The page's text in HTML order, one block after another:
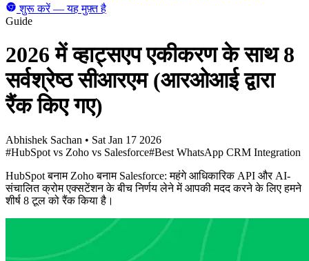
शुरू करें — यह मुफ़्त है
Guide
2026 में व्हाट्सएप एकीकरण के साथ 8
सर्वश्रेष्ठ सीआरएम (आरओआई द्वारा
रैंक किए गए)
Abhishek Sachan • Sat Jan 17 2026
#HubSpot vs Zoho vs Salesforce#Best WhatsApp CRM Integration
HubSpot बनाम Zoho बनाम Salesforce: महंगे आधिकारिक API और AI-
संचालित क्रोम एक्सटेंशन के बीच निर्णय लेने में आपकी मदद करने के लिए हमने
शीर्ष 8 टूल को रैंक किया है।